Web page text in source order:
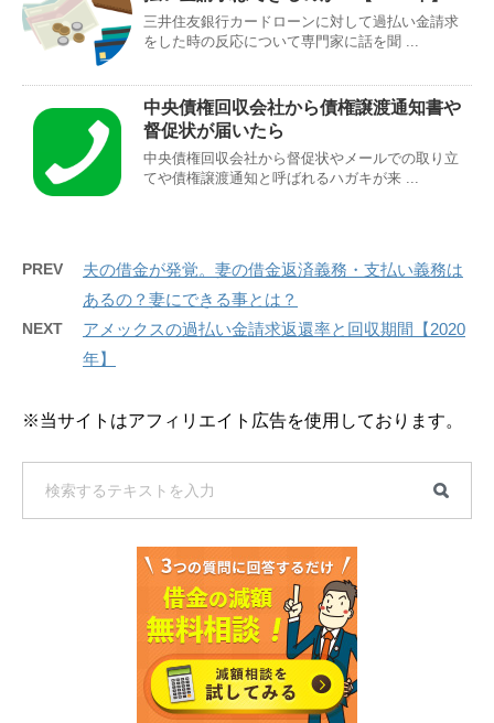
三井住友銀行カードローンに対して過払い金請求
をした時の反応について専門家に話を聞 ...
中央債権回収会社から債権譲渡通知書や
督促状が届いたら
中央債権回収会社から督促状やメールでの取り立
てや債権譲渡通知と呼ばれるハガキが来 ...
PREV
夫の借金が発覚。妻の借金返済義務・支払い義務は
あるの？妻にできる事とは？
NEXT
アメックスの過払い金請求返還率と回収期間【2020
年】
※当サイトはアフィリエイト広告を使用しております。